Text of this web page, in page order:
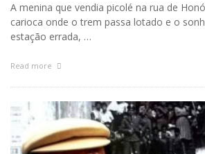
A menina que vendia picolé na rua de
carioca onde o trem passa lotado e o
estação errada, …
Read more